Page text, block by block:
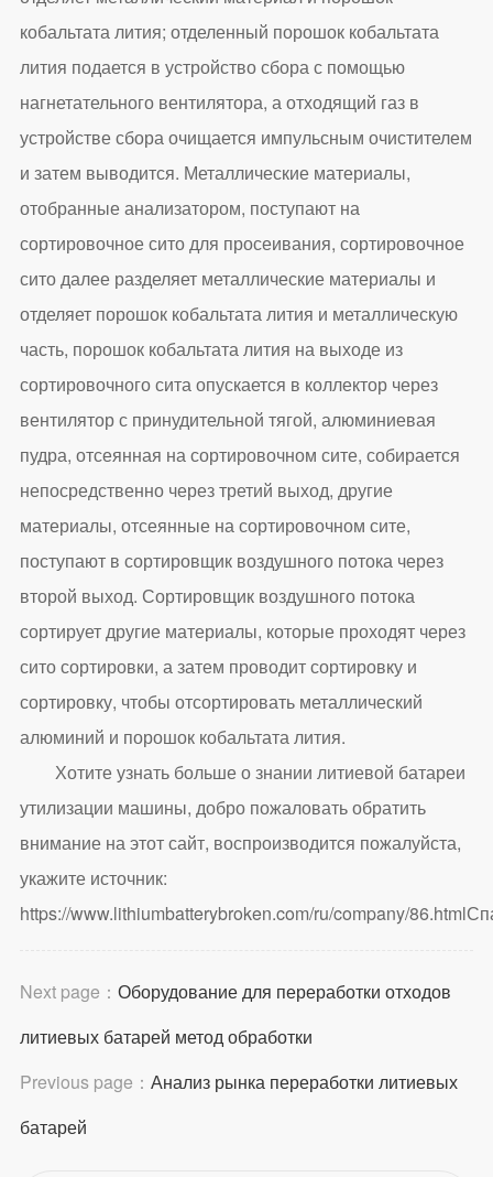
кобальтата лития; отделенный порошок кобальтата
лития подается в устройство сбора с помощью
нагнетательного вентилятора, а отходящий газ в
устройстве сбора очищается импульсным очистителем
и затем выводится. Металлические материалы,
отобранные анализатором, поступают на
сортировочное сито для просеивания, сортировочное
сито далее разделяет металлические материалы и
отделяет порошок кобальтата лития и металлическую
часть, порошок кобальтата лития на выходе из
сортировочного сита опускается в коллектор через
вентилятор с принудительной тягой, алюминиевая
пудра, отсеянная на сортировочном сите, собирается
непосредственно через третий выход, другие
материалы, отсеянные на сортировочном сите,
поступают в сортировщик воздушного потока через
второй выход. Сортировщик воздушного потока
сортирует другие материалы, которые проходят через
сито сортировки, а затем проводит сортировку и
сортировку, чтобы отсортировать металлический
алюминий и порошок кобальтата лития.
Хотите узнать больше о знании литиевой батареи
утилизации машины, добро пожаловать обратить
внимание на этот сайт, воспроизводится пожалуйста,
укажите источник:
https://www.lithiumbatterybroken.com/ru/company/86.html
Next page： Оборудование для переработки отходов
литиевых батарей метод обработки
Previous page： Анализ рынка переработки литиевых
батарей